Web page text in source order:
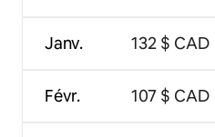
Janv.
Févr.
132 $ CAD
107 $ CAD